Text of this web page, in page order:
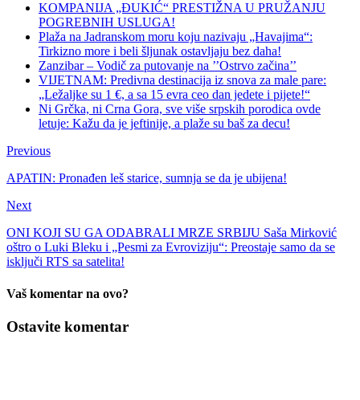
KOMPANIJA „ĐUKIĆ“ PRESTIŽNA U PRUŽANJU
POGREBNIH USLUGA!
Plaža na Jadranskom moru koju nazivaju „Havajima“:
Tirkizno more i beli šljunak ostavljaju bez daha!
Zanzibar – Vodič za putovanje na ’’Ostrvo začina’’
VIJETNAM: Predivna destinacija iz snova za male pare:
„Ležaljke su 1 €, a sa 15 evra ceo dan jedete i pijete!“
Ni Grčka, ni Crna Gora, sve više srpskih porodica ovde
letuje: Kažu da je jeftinije, a plaže su baš za decu!
Previous
APATIN: Pronađen leš starice, sumnja se da je ubijena!
Next
ONI KOJI SU GA ODABRALI MRZE SRBIJU Saša Mirković
oštro o Luki Bleku i „Pesmi za Evroviziju“: Preostaje samo da se
isključi RTS sa satelita!
Vaš komentar na ovo?
Ostavite komentar